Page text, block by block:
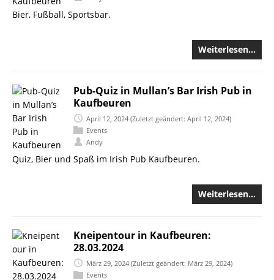
Bier, Fußball, Sportsbar.
Weiterlesen…
Pub-Quiz in Mullan’s Bar Irish Pub in
Kaufbeuren
April 12, 2024 (Zuletzt geändert: April 12, 2024)
Events
Andy
Quiz, Bier und Spaß im Irish Pub Kaufbeuren.
Weiterlesen…
Kneipentour in Kaufbeuren:
28.03.2024
März 29, 2024 (Zuletzt geändert: März 29, 2024)
Events